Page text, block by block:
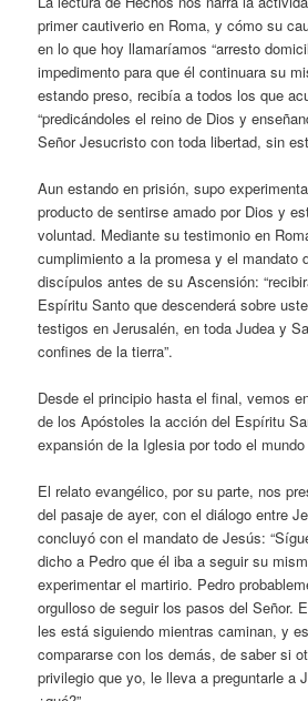
primer cautiverio en Roma, y cómo su
en lo que hoy llamaríamos “arresto
impedimento para que él continuara su
estando preso, recibía a todos los que
“predicándoles el reino de Dios y
Señor Jesucristo con toda libertad, sin
Aun estando en prisión, supo
producto de sentirse amado por Dios y
voluntad. Mediante su testimonio en
cumplimiento a la promesa y el mandato
discípulos antes de su Ascensión:
Espíritu Santo que descenderá sobre
testigos en Jerusalén, en toda Judea y
confines de la tierra”.
Desde el principio hasta el final, vemos
de los Apóstoles la acción del Espíritu
expansión de la Iglesia por todo el
El relato evangélico, por su parte, nos
del pasaje de ayer, con el diálogo entre
concluyó con el mandato de Jesús:
dicho a Pedro que él iba a seguir su
experimentar el martirio. Pedro
orgulloso de seguir los pasos del Señor.
les está siguiendo mientras caminan, y
compararse con los demás, de saber si
privilegio que yo, le lleva a preguntarle a